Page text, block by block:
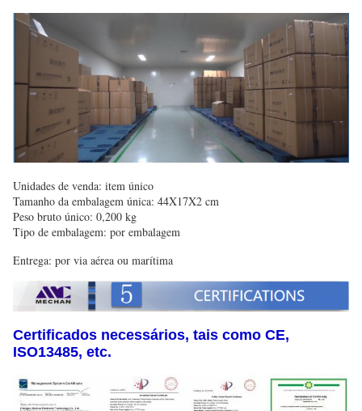
Unidades de venda: item único
Tamanho da embalagem única: 44X17X2 cm
Peso bruto único: 0,200 kg
Tipo de embalagem: por embalagem
Entrega: por via aérea ou marítima
Certificados necessários, tais como CE,
ISO13485, etc.